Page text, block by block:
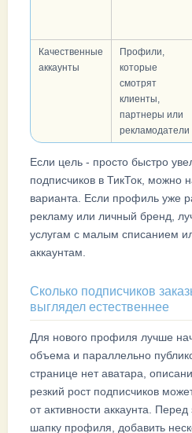
Качественные
аккаунты
Профили,
которые
смотрят
клиенты,
партнеры или
рекламодатели
Если цель - просто быстро
подписчиков в ТикТок, можно
варианта. Если профиль уже
рекламу или личный бренд,
услугам с малым списанием
аккаунтам.
Сколько подписчиков
выглядел естественнее
Для нового профиля лучше
объема и параллельно
странице нет аватара,
резкий рост подписчиков
от активности аккаунта.
шапку профиля, добавить